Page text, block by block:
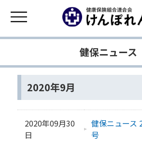
健保ニュース
2020年9月
2020年09月30
日
健保ニュース
号